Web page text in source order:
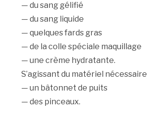
— du sang gélifié
— du sang liquide
— quelques fards gras
— de la colle spéciale maquillage
— une crème hydratante.
S’agissant du matériel
— un bâtonnet de puits
— des pinceaux.